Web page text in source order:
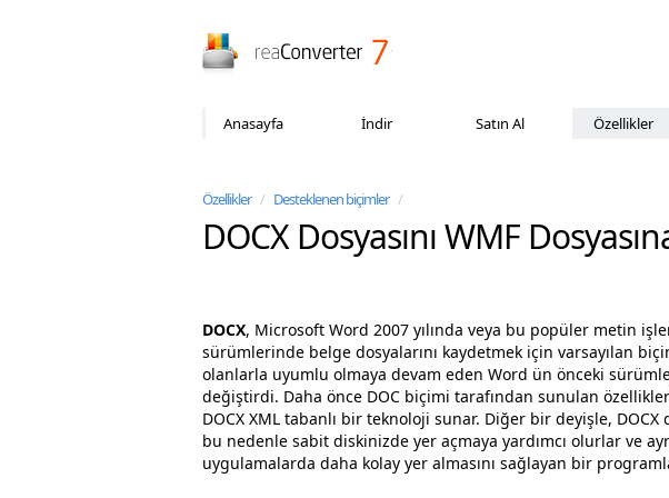
Anasayfa İndir Satın Al Özellikler
Özellikler / Desteklenen biçimler /
DOCX Dosyasını WMF
DOCX, Microsoft Word 2007 yılında veya bu popüler metin
sürümlerinde belge dosyalarını kaydetmek için varsayılan
olanlarla uyumlu olmaya devam eden Word ün önceki
değiştirdi. Daha önce DOC biçimi tarafından sunulan
DOCX XML tabanlı bir teknoloji sunar. Diğer bir deyişle, DOCX
bu nedenle sabit diskinizde yer açmaya yardımcı olurlar ve
uygulamalarda daha kolay yer almasını sağlayan bir